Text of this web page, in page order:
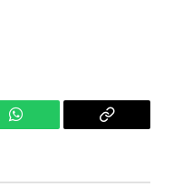
WhatsApp
Copy